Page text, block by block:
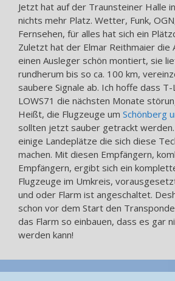
Jetzt hat auf der Traunsteiner Halle
nichts mehr Platz. Wetter, Funk,
Fernsehen, für alles hat sich ein
Zuletzt hat der Elmar Reithmaier die
einen Ausleger schön montiert, sie
rundherum bis so ca. 100 km,
saubere Signale ab. Ich hoffe dass
LOWS71 die nächsten Monate
Heißt, die Flugzeuge um Schönberg
sollten jetzt sauber getrackt
einige Landeplätze die sich diese
machen. Mit diesen Empfängern,
Empfängern, ergibt sich ein
Flugzeuge im Umkreis,
und oder Flarm ist angeschaltet.
schon vor dem Start den
das Flarm so einbauen, dass es gar
werden kann!